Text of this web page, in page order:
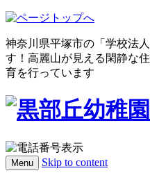
神奈川県平塚市の「学校法
す！高麗山が見える閑静な
育を行っています
Menu Skip to content